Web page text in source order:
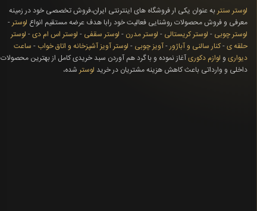
لوستر سنتربه عنوان یکی ار فروشگاه های اینترنتی ایران،فروش تخصصی خود در زمینه
معرفی و فروش محصولات روشنایی فعالیت خود رابا هدف عرضه مستقیم انواع لوستر-
لوستر چوبی - لوستر کریستالی - لوستر مدرن - لوستر سقفی - لوستر اس ام دی- لوستر
حلقه ی-کنار سالنی و آباژور-آویز چوبی - لوستر آویز آشپزخانه و اتاق خواب - ساعت
دیواری و لوازم دکوریآغاز نموده و با گرد هم آوردن سبد خریدی کامل از بهترین محصولات
داخلی و وارداتی باعث کاهش هزینه مشتریان در خرید لوسترشده،